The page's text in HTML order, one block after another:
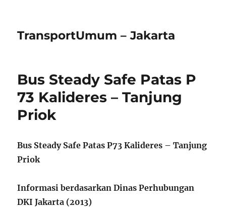
TransportUmum – Jakarta
Bus Steady Safe Patas P
73 Kalideres – Tanjung
Priok
Bus Steady Safe Patas P73 Kalideres – Tanjung
Priok
Informasi berdasarkan Dinas Perhubungan
DKI Jakarta (2013)